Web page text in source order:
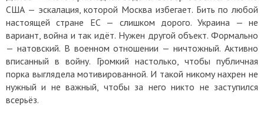
США — эскалация, которой Москва избегает. Бить по любой
настоящей стране ЕС — слишком дорого. Украина — не
вариант, война и так идёт. Нужен другой объект. Формально
— натовский. В военном отношении — ничтожный. Активно
вписанный в войну. Громкий настолько, чтобы публичная
порка выглядела мотивированной. И такой никому нахрен не
нужный и не важный, чтобы за него никто не заступился
всерьёз.